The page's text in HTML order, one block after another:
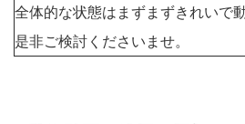
全体的な状態はまずまずきれいで
是非ご検討くださいませ。